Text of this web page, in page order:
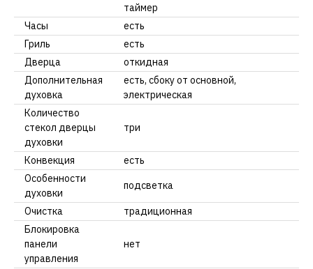
таймер
Часы
есть
Гриль
есть
Дверца
откидная
Дополнительная
духовка
есть, сбоку от основной,
электрическая
Количество
стекол дверцы
духовки
три
Конвекция
есть
Особенности
духовки
подсветка
Очистка
традиционная
Блокировка
панели
управления
нет